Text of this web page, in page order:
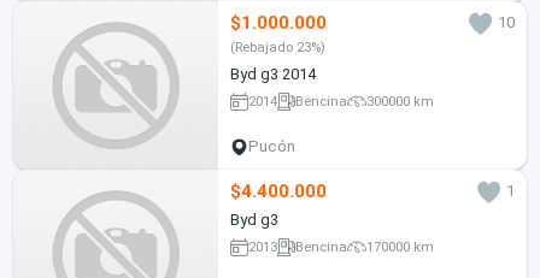
$1.000.000 10
(Rebajado 23%)
Byd g3 2014
2014 Bencina 300000 km
Pucón
$4.400.000
1
Byd g3
2013 Bencina 170000 km